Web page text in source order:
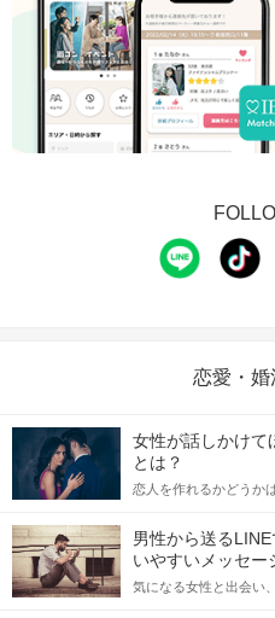
恋愛・婚
女性が話しかけて
とは？
恋人を作れるかどうか
てアプローチできるか
格的に始めようとして
をしっかりと理解し、
記事では、女性が話し
男性から送る
いやすいメッセー
気になる女性と出会い